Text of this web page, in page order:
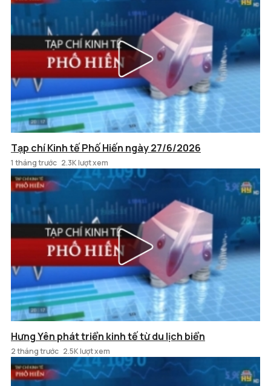
Tạp chí Kinh tế Phố Hiến ngày 27/6/2026
1 tháng trước 2.3K lượt xem
Hưng Yên phát triển kinh tế từ du lịch biển
2 tháng trước 2.5K lượt xem